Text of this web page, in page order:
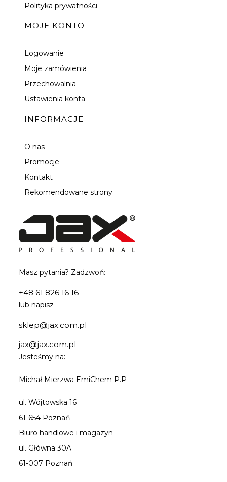
Polityka prywatności
MOJE KONTO
Logowanie
Moje zamówienia
Przechowalnia
Ustawienia konta
INFORMACJE
O nas
Promocje
Kontakt
Rekomendowane strony
Masz pytania? Zadzwoń:
+48 61 826 16 16
lub napisz
sklep@jax.com.pl
jax@jax.com.pl
Jesteśmy na:
Michał Mierzwa EmiChem P.P
ul. Wójtowska 16
61-654 Poznań
Biuro handlowe i magazyn
ul. Główna 30A
61-007 Poznań